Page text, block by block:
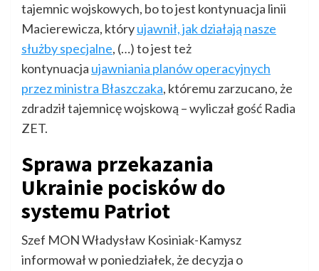
tajemnic wojskowych, bo to jest kontynuacja linii
Macierewicza, któryujawnił, jak działają nasze
służby specjalne, (…) to jest też
kontynuacja ujawniania planów operacyjnych
przez ministra Błaszczaka, któremu zarzucano, że
zdradził tajemnicę wojskową – wyliczał gość Radia
ZET.
Sprawa przekazania
Ukrainie pocisków do
systemu Patriot
Szef MON Władysław Kosiniak-Kamysz
informował w poniedziałek, że decyzja o